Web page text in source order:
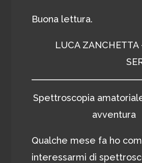
Buona lettura.
LUCA ZANCHETTA
Spettroscopia
avventura
Qualche mese fa ho
interessarmi di